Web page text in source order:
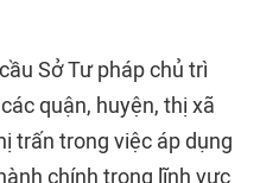
Sở Tư pháp chủ trì
quận, huyện, thị xã
trấn trong việc áp dụng
chính trong lĩnh vực